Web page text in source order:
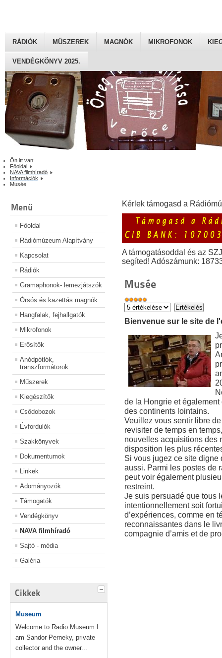
RÁDIÓK MŰSZEREK MAGNÓK MIKROFONOK
VENDÉGKÖNYV 2025.
Ön itt van:
Főoldal
NAVA filmhíradó
Információk
Musée
Menü
Főoldal
Rádiómúzeum Alapítvány
Kapcsolat
Rádiók
Gramaphonok- lemezjátszók
Órsós és kazettás magnók
Hangfalak, fejhallgatók
Mikrofonok
Erősítők
Anódpótlók,
transzformátorok
Műszerek
Kiegészítők
Csődobozok
Évfordulók
Szakkönyvek
Dokumentumok
Linkek
Adományozók
Támogatók
Vendégkönyv
NAVA filmhíradó
Sajtó - média
Galéria
Cikkek
Museum
Welcome to Radio Museum I
am Sandor Perneky, private
collector and the owner...
Kérlek támogasd a
A támogatásoddal és az
segíted! Adószámunk:
Musée
Bienvenue sur le site de
de la Hongrie et également
des continents lointains.
Veuillez vous sentir libre
revisiter de temps en
nouvelles acquisitions des
disposition les plus
Si vous jugez ce site digne
aussi. Parmi les postes de
peut voir également
restreint.
Je suis persuadé que tous
intentionnellement soit
d’expériences, comme en
reconnaissantes dans le
compagnie d’amis et de